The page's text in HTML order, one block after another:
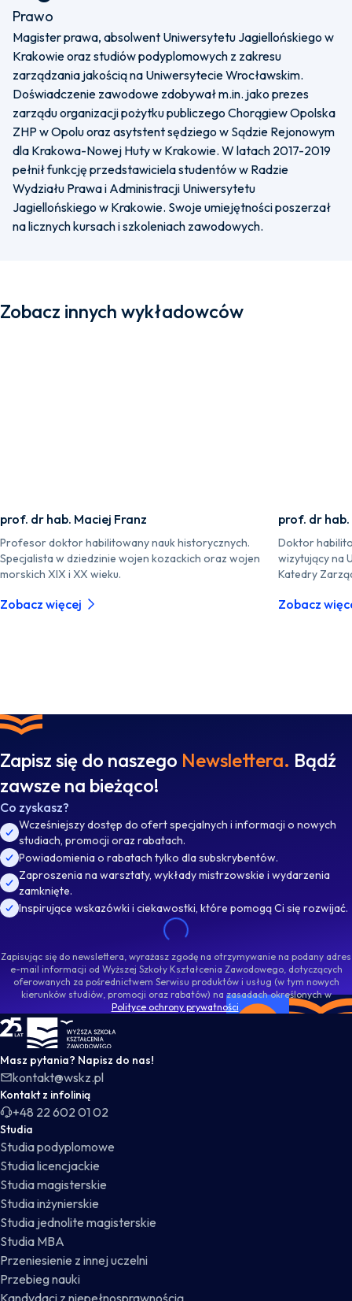
Prawo
Magister prawa, absolwent Uniwersytetu Jagiellońskiego w
Krakowie oraz studiów podyplomowych z zakresu
zarządzania jakością na Uniwersytecie Wrocławskim.
Doświadczenie zawodowe zdobywał m.in. jako prezes
zarządu organizacji pożytku publiczego Chorągiew Opolska
ZHP w Opolu oraz asytstent sędziego w Sądzie Rejonowym
dla Krakowa-Nowej Huty w Krakowie. W latach 2017-2019
pełnił funkcję przedstawiciela studentów w Radzie
Wydziału Prawa i Administracji Uniwersytetu
Jagiellońskiego w Krakowie. Swoje umiejętności poszerzał
na licznych kursach i szkoleniach zawodowych.
Zobacz innych wykładowców
prof. dr hab. Maciej Franz
Profesor doktor habilitowany nauk historycznych.
Specjalista w dziedzinie wojen kozackich oraz wojen
morskich XIX i XX wieku.
Zobacz więcej
prof. dr
Doktor
wizytujący na
Katedry
Zobacz
Zapisz się do naszego Newslettera. Bądź
zawsze na bieżąco!
Co zyskasz?
Wcześniejszy dostęp do ofert specjalnych i informacji o nowych
studiach, promocji oraz rabatach.
Powiadomienia o rabatach tylko dla subskrybentów.
Zaproszenia na warsztaty, wykłady mistrzowskie i wydarzenia
zamknięte.
Inspirujące wskazówki i ciekawostki, które pomogą Ci się rozwijać.
Zapisując się do newslettera, wyrażasz zgodę na otrzymywanie na podany adres
e-mail informacji od Wyższej Szkoły Kształcenia Zawodowego, dotyczących
oferowanych za pośrednictwem Serwisu produktów i usług (w tym nowych
kierunków studiów, promocji oraz rabatów) na zasadach określonych w
Polityce ochrony prywatności.
WSKZ - strona główna
Masz pytania? Napisz do nas!
kontakt@wskz.pl
Kontakt z infolinią
+48 22 602 01 02
Studia
Studia podyplomowe
Studia licencjackie
Studia magisterskie
Studia inżynierskie
Studia jednolite magisterskie
Studia MBA
Przeniesienie z innej uczelni
Przebieg nauki
Kandydaci z niepełnosprawnością